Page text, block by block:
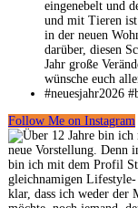
Follow Me on Instagram